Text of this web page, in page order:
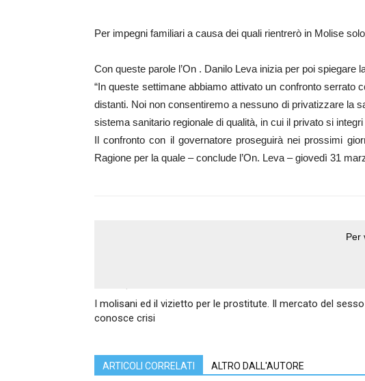
Per impegni familiari a causa dei quali rientrerò in Molise
Con queste parole l’On . Danilo Leva inizia per poi
“In queste settimane abbiamo attivato un confronto serrato
distanti. Noi non consentiremo a nessuno di privatizzare la
sistema sanitario regionale di qualità, in cui il privato si
Il confronto con il governatore proseguirà nei prossimi
Ragione per la quale – conclude l’On. Leva – giovedì 31
Per
I molisani ed il vizietto per le prostitute. Il mercato del
conosce crisi
ARTICOLI CORRELATI ALTRO DALL'AUTORE